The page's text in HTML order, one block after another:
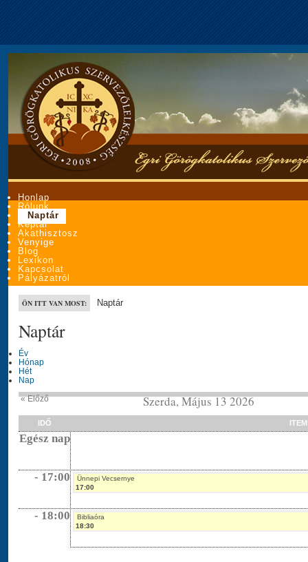
Honlap
Rólunk
Naptár
Képtár
Akathisztosz
Venyige
Blog
Lexikon
Kapcsolat
Pályázatról
ÖN ITT VAN MOST: Naptár
Naptár
Év
Hónap
Hét
Nap
« Előző
Szerda, Május 13 2026
IDŐ
Egész nap
- 17:00
Ünnepi Vecsernye
17:00
- 18:00
Bibliaóra
18:30